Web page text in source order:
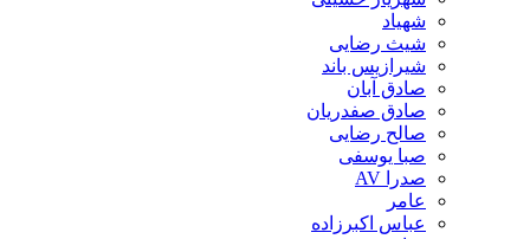
شهیاد
شیث رضایی
شیرازیس باند
صادق آبان
صادق صفدریان
صالح رضایی
صبا یوسفی
صدرا AV
عامر
عباس اکبرزاده